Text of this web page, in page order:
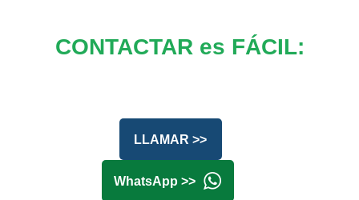
CONTACTAR es FÁCIL:
LLAMAR >>
WhatsApp >>